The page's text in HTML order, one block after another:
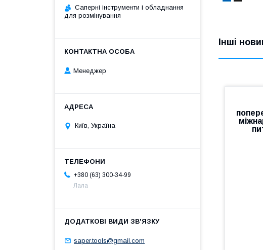
Інші
Саперні інструменти і обладнання
для розмінування
Менеджер
Київ, Україна
+380 (63) 300-34-99
Лала
saper.tools@gmail.com